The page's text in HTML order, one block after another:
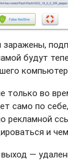
будут
только во
само по
рекламной
и
—